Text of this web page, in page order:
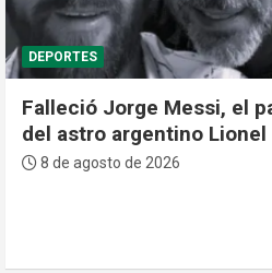
SEGURIDAD
Policía de Brasil abate a
cuatro implicados en la
del subteniente Salazar en